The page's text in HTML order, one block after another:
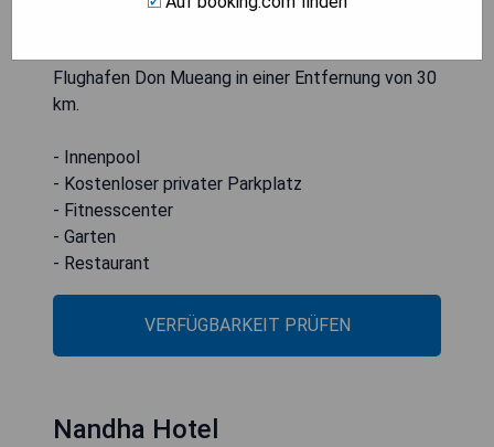
Flughafen Don Mueang in einer Entfernung von 30
km.
- Innenpool
- Kostenloser privater Parkplatz
- Fitnesscenter
- Garten
- Restaurant
VERFÜGBARKEIT PRÜFEN
Nandha Hotel